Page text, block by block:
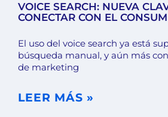
VOICE SEARCH: NUEVA
CONECTAR CON EL
El uso del voice search ya está
búsqueda manual, y aún más
de marketing
LEER MÁS »